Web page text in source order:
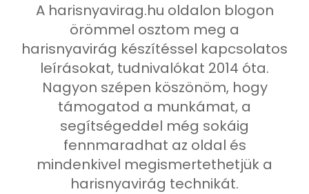
A harisnyavirag.hu oldalon blogon
örömmel osztom meg a
harisnyavirág készítéssel kapcsolatos
leírásokat, tudnivalókat 2014 óta.
Nagyon szépen köszönöm, hogy
támogatod a munkámat, a
segítségeddel még sokáig
fennmaradhat az oldal és
mindenkivel megismertethetjük a
harisnyavirág technikát.